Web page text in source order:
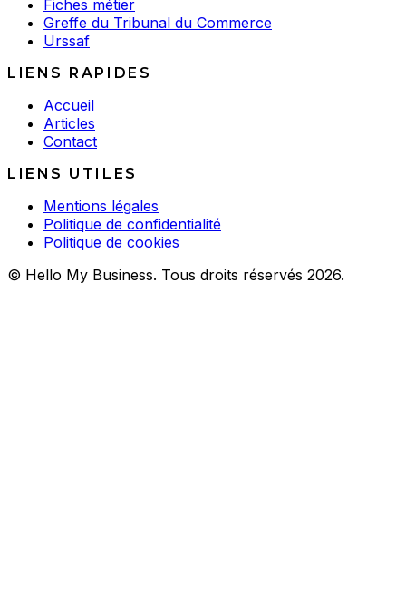
Fiches métier
Greffe du Tribunal du Commerce
Urssaf
LIENS RAPIDES
Accueil
Articles
Contact
LIENS UTILES
Mentions légales
Politique de confidentialité
Politique de cookies
© Hello My Business. Tous droits réservés 2026.